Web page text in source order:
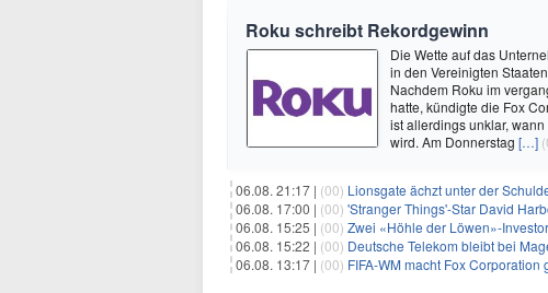
Roku schreibt Rekordgewinn
Die Wette auf das
in den Vereinigten
Nachdem Roku im
hatte, kündigte die Fox
ist allerdings unklar,
wird. Am Donnerstag […]
06.08. 21:17 | (00) Lionsgate ächzt unter der
06.08. 17:00 | (00) 'Stranger Things'-Star David Harbour
06.08. 15:25 | (00) Zwei «Höhle der Löwen»-
06.08. 15:22 | (00) Deutsche Telekom bleibt bei
06.08. 13:17 | (00) FIFA-WM macht Fox Corporation